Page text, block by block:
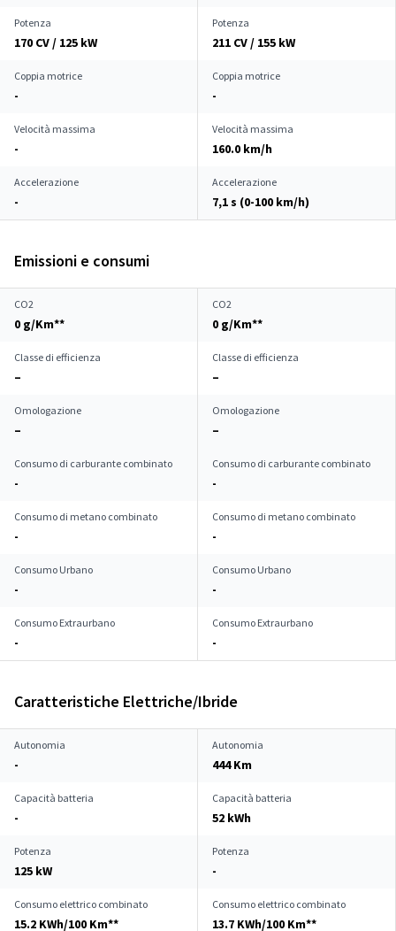
Potenza
170 CV / 125 kW
Potenza
211 CV / 155 kW
Coppia motrice
-
Coppia motrice
-
Velocità massima
-
Velocità massima
160.0 km/h
Accelerazione
-
Accelerazione
7,1 s (0-100 km/h)
Emissioni e consumi
CO2
0 g/Km**
CO2
0 g/Km**
Classe di efficienza
–
Classe di efficienza
–
Omologazione
–
Omologazione
–
Consumo di carburante combinato
-
Consumo di carburante combinato
-
Consumo di metano combinato
-
Consumo di metano combinato
-
Consumo Urbano
-
Consumo Urbano
-
Consumo Extraurbano
-
Consumo Extraurbano
-
Caratteristiche Elettriche/Ibride
Autonomia
-
Autonomia
444 Km
Capacità batteria
-
Capacità batteria
52 kWh
Potenza
125 kW
Potenza
-
Consumo elettrico combinato
15.2 KWh/100 Km**
Consumo elettrico combinato
13.7 KWh/100 Km**